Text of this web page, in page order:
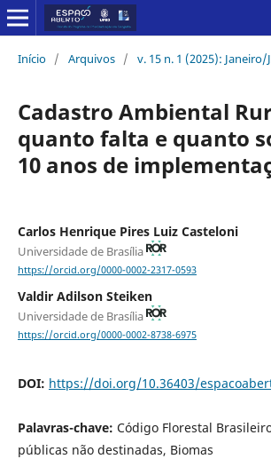
Início / Arquivos / v. 15 n. 1 (2025):
Cadastro Ambiental
quanto falta e quanto
10 anos de
Carlos Henrique Pires Luiz Casteloni
Universidade de Brasília
https://orcid.org/0000-0002-2317-0593
Valdir Adilson Steiken
Universidade de Brasília
https://orcid.org/0000-0002-8738-6975
DOI: https://doi.org/10.36403/
Palavras-chave: Código Florestal
públicas não destinadas, Biomas